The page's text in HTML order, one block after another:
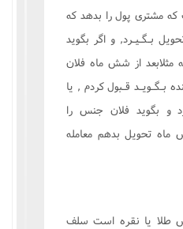
مشترى پول را بدهد که
بـگـيـرد, و اگر بگويد
از شش ماه فلان
بـگـويـد قـبول کردم , يا
و بگويد فلان جنس را
ماه تحويل بدهم معامله
طلا يا نقره است سلف